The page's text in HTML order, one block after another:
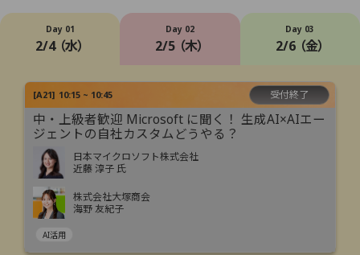
Day 01
2/4 （水）
Day 02
2/5 （木）
Day 03
2/6 （金）
[A21] 10:15 ~ 10:45 受付終了
中・上級者歓迎 Microsoft に聞く！ 生成AI×AIエー
ジェントの自社カスタムどうやる？
日本マイクロソフト株式会社
近藤 淳子 氏
株式会社大塚商会
海野 友紀子
AI活用